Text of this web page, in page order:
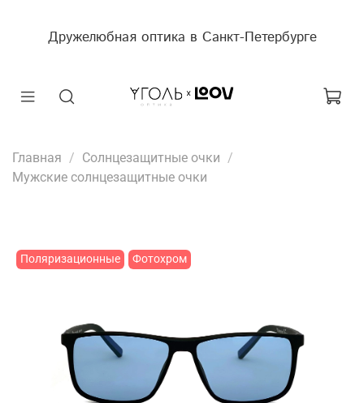
Дружелюбная оптика в Санкт-Петербурге
Главная
Солнцезащитные очки
Мужские солнцезащитные очки
Поляризационные Фотохром